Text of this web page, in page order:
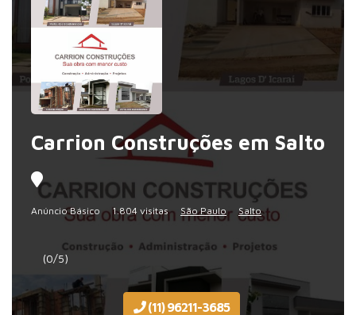
Carrion Construções em Salto
Anúncio Básico 1.804 visitas São Paulo Salto
(0/5)
(11) 96211-3685